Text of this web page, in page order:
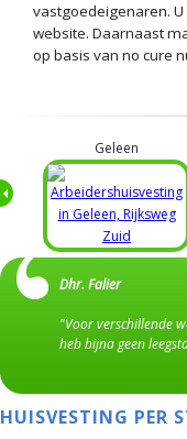
vastgoedeigenaren.
website. Daarnaast
op basis van no cure
Geleen
Dhr. Falier
"Voor verschillende
heb bijna geen
HUISVESTING PER